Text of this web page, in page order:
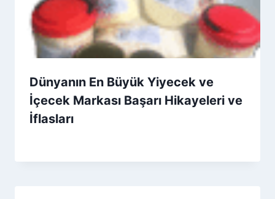
Dünyanın En Büyük Yiyecek ve
İçecek Markası Başarı Hikayeleri ve
İflasları